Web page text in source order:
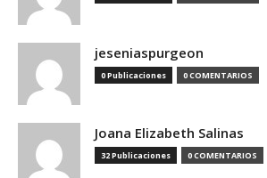
jeseniaspurgeon
0 Publicaciones 0 COMENTARIOS
Joana Elizabeth Salinas
32 Publicaciones 0 COMENTARIOS